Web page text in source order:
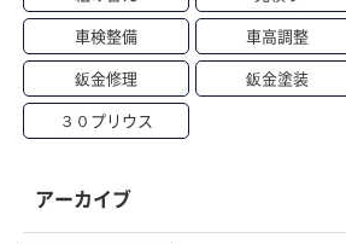
車検整備 車高調整
鈑金修理 鈑金塗装
３０プリウス
アーカイブ